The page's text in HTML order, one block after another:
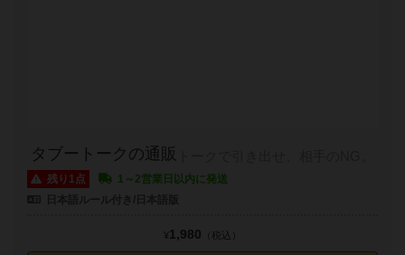
タブートークの通販
残り1点
1～2営業日以内に発送
¥1,980 （税込）